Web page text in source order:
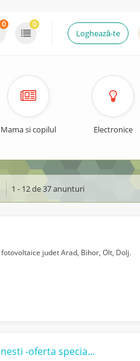
Loghează-te
0 0
Mama si copilul Electronice
1 - 12 de 37 anunturi
fotovoltaice judet Arad, Bihor, Olt, Dolj.
HALA NOUA si teren vanzare Domnesti -oferta speciala!